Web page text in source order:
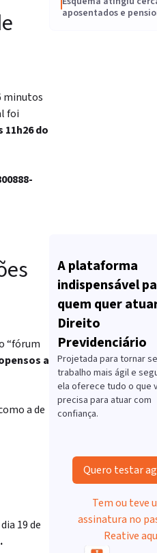
minutos
foi
do
aposentados e
“fórum
a
a de
19 de
A plataforma
indispensável
quem quer
Direito
Previdenciário
Projetada para tornar
trabalho mais ágil e
ela oferece tudo o que
precisa para atuar com
confiança.
Quero testar
Tem ou teve
assinatura no
Reative